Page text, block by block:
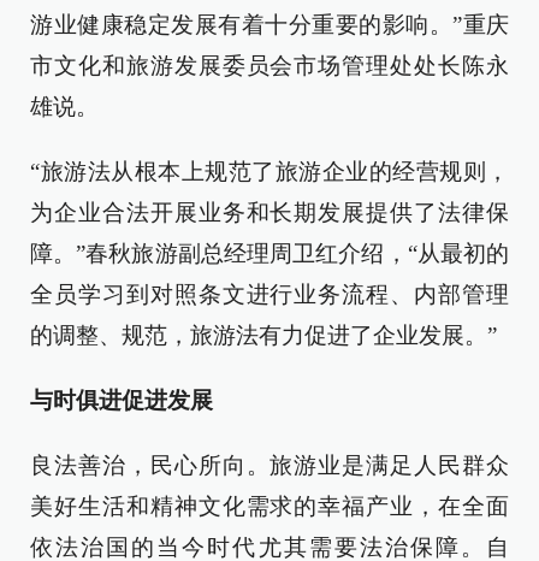
游业健康稳定发展有着十分重要的影响。”重庆
市文化和旅游发展委员会市场管理处处长陈永
雄说。
“旅游法从根本上规范了旅游企业的经营规则，
为企业合法开展业务和长期发展提供了法律保
障。”春秋旅游副总经理周卫红介绍，“从最初的
全员学习到对照条文进行业务流程、内部管理
的调整、规范，旅游法有力促进了企业发展。”
与时俱进促进发展
良法善治，民心所向。旅游业是满足人民群众
美好生活和精神文化需求的幸福产业，在全面
依法治国的当今时代尤其需要法治保障。自